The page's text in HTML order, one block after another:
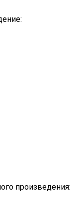
произведения: